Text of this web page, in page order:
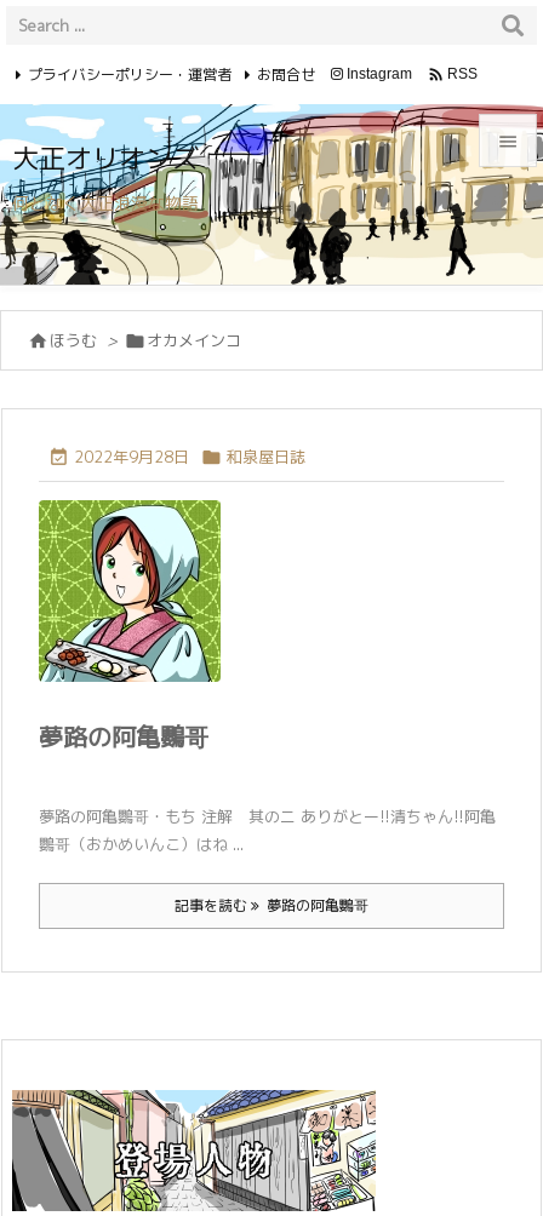
大正オリオンズ
何となく大正浪漫な物語


メニュ

サイド

次へ
検索
プライバシーポリシー・運営者 お問合せ Instagram  RSS
Feedly
 ほうむ > オカメインコ
 2022年9月28日  和泉屋日誌
夢路の阿亀鸚哥
夢路の阿亀鸚哥・もち 注解 其のニ ありがとー!!清ちゃん!!阿亀
鸚哥（おかめいんこ）はね ...
記事を読む 夢路の阿亀鸚哥